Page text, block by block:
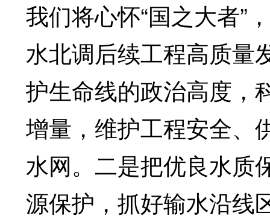
我们将心怀“国之大者”
水北调后续工程高质量
护生命线的政治高度，
增量，维护工程安全、
水网。二是把优良水质
源保护，抓好输水沿线